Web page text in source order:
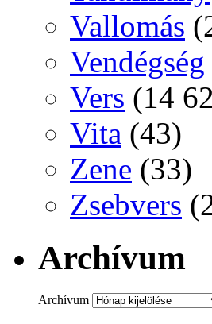
Vallomás
Vendégség
Vers (14
Vita (43)
Zene (33)
Zsebvers
Archívum
Archívum